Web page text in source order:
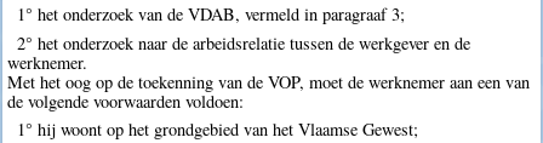
1° het onderzoek van de VDAB, vermeld in paragraaf 3;
2° het onderzoek naar de arbeidsrelatie tussen de werkgever en de
werknemer.
Met het oog op de toekenning van de VOP, moet de werknemer aan een van
de volgende voorwaarden voldoen:
1° hij woont op het grondgebied van het Vlaamse Gewest;